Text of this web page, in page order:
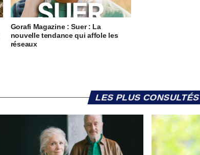
Gorafi Magazine : Suer : La
nouvelle tendance qui affole les
réseaux
LES PLUS CONSULTÉS